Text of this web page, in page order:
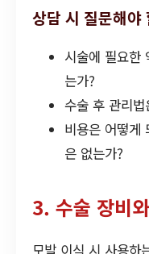
상담 시 질문해야
시술에 필요한
는가?
수술 후 관리법
비용은 어떻게
은 없는가?
3. 수술 장비
모발 이식 시 사용하